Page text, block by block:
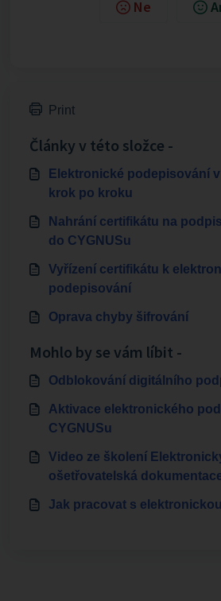
Ne
Print
Články v této složce -
Elektronické podepisování
krok po kroku
Nahrání certifikátu na
do CYGNUSu
Vyřízení certifikátu k
podepisování
Oprava chyby šifrování
Mohlo by se vám líbit -
Odblokování digitálního
Aktivace elektronického
CYGNUSu
Video ze školení
ošetřovatelská
Jak pracovat s